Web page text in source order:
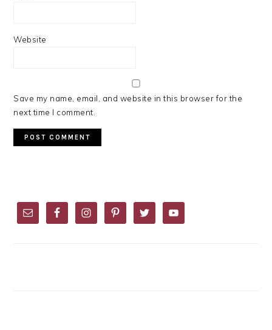
Website
Save my name, email, and website in this browser for the
next time I comment.
SIDEBAR